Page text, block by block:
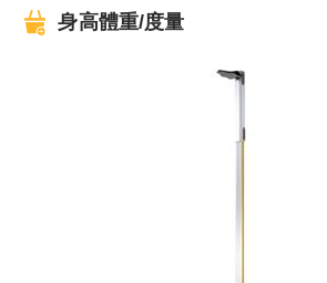
身高體重/度量